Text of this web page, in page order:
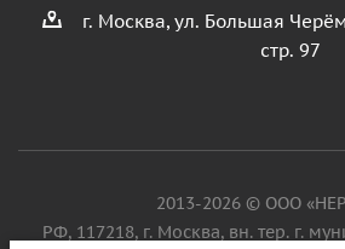
г. Москва, ул. Большая
стр. 97
2013-2026 © ООО
РФ, 117218, г. Москва, вн. тер. г.